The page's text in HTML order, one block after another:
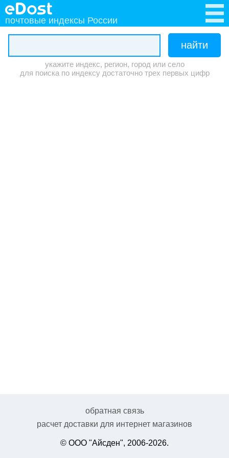
почтовые индексы России
укажите индекс, регион, город или село
для поиска по индексу достаточно трех первых цифр
обратная связь
расчет доставки для интернет магазинов
© ООО "Айсден", 2006-2026.